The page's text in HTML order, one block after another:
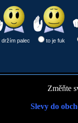
držím palec
to je fuk
Změňte
Slevy do